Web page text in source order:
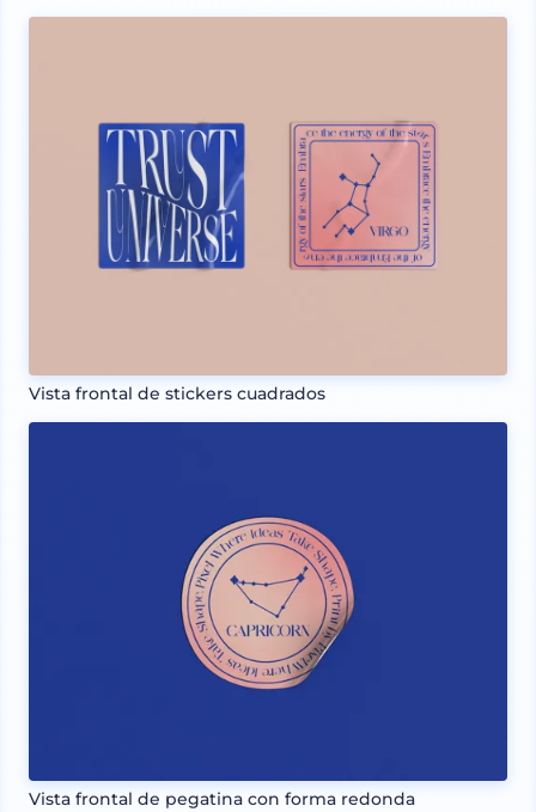
Vista frontal de stickers cuadrados
Vista frontal de pegatina con forma redonda